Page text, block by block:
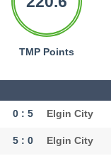
TMP Points
0 : 5 Elgin City
5 : 0 Elgin City